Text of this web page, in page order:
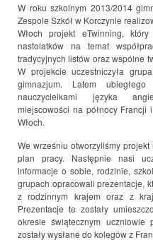
W roku szkolnym 2013/2014
Zespole Szkół w Korczynie
Włoch projekt eTwinning,
nastolatków na temat
tradycyjnych listów oraz wspólne
W projekcie uczestniczyła
gimnazjum. Latem
nauczycielkami języka
miejscowości na północy Francji
Włoch.
We wrześniu otworzyliśmy
plan pracy. Następnie nasi
informacje o sobie, rodzinie,
grupach opracowali prezentacje,
z rodzinnym krajem oraz z
Prezentacje te zostały
okresie świątecznym uczniowie
zostały wysłane do kolegów z